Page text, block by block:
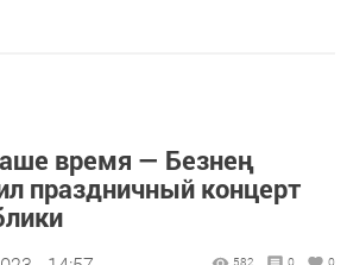
время — Безнең
праздничный концерт